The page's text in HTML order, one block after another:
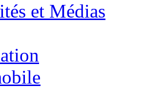
et Médias